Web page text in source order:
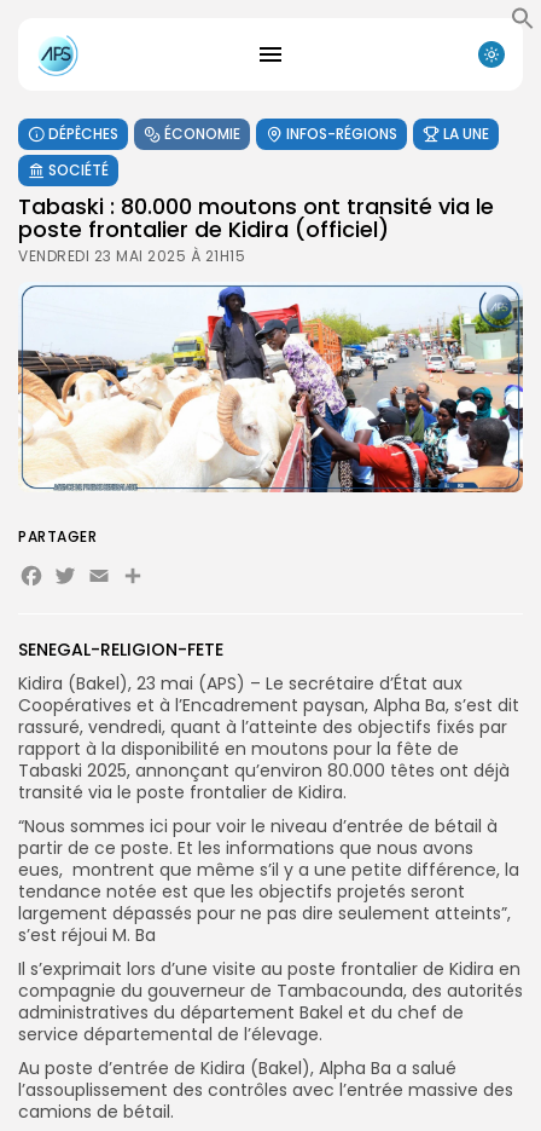
Search
for:
FR
DÉPÊCHES ÉCONOMIE INFOS-RÉGIONS
LA UNE
SOCIÉTÉ
Tabaski : 80.000 moutons ont transité via le
poste frontalier de Kidira (officiel)
VENDREDI 23 MAI 2025 À 21H15
SENEGAL-RELIGION-FETE
Kidira (Bakel), 23 mai (APS) – Le secrétaire d’État aux
Coopératives et à l’Encadrement paysan, Alpha Ba, s’est dit
rassuré, vendredi, quant à l’atteinte des objectifs fixés par
rapport à la disponibilité en moutons pour la fête de
Tabaski 2025, annonçant qu’environ 80.000 têtes ont déjà
transité via le poste frontalier de Kidira.
“Nous sommes ici pour voir le niveau d’entrée de bétail à
partir de ce poste. Et les informations que nous avons
eues, montrent que même s’il y a une petite différence, la
tendance notée est que les objectifs projetés seront
largement dépassés pour ne pas dire seulement atteints”,
s’est réjoui M. Ba
Il s’exprimait lors d’une visite au poste frontalier de Kidira en
compagnie du gouverneur de Tambacounda, des autorités
administratives du département Bakel et du chef de
service départemental de l’élevage.
Au poste d’entrée de Kidira (Bakel), Alpha Ba a salué
l’assouplissement des contrôles avec l’entrée massive des
camions de bétail.
PARTAGER
Facebook
Twitter
EmailPartager